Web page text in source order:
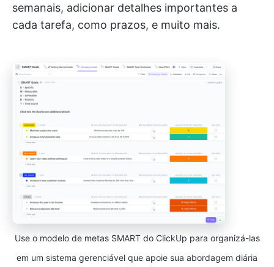
semanais, adicionar detalhes importantes a
cada tarefa, como prazos, e muito mais.
Use o modelo de metas SMART do ClickUp para organizá-las
em um sistema gerenciável que apoie sua abordagem diária